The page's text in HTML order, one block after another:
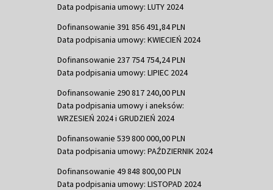
Data podpisania umowy: LUTY 2024
Dofinansowanie 391 856 491,84 PLN
Data podpisania umowy: KWIECIEŃ 2024
Dofinansowanie 237 754 754,24 PLN
Data podpisania umowy: LIPIEC 2024
Dofinansowanie 290 817 240,00 PLN
Data podpisania umowy i aneksów:
WRZESIEŃ 2024 i GRUDZIEŃ 2024
Dofinansowanie 539 800 000,00 PLN
Data podpisania umowy: PAŹDZIERNIK 2024
Dofinansowanie 49 848 800,00 PLN
Data podpisania umowy: LISTOPAD 2024